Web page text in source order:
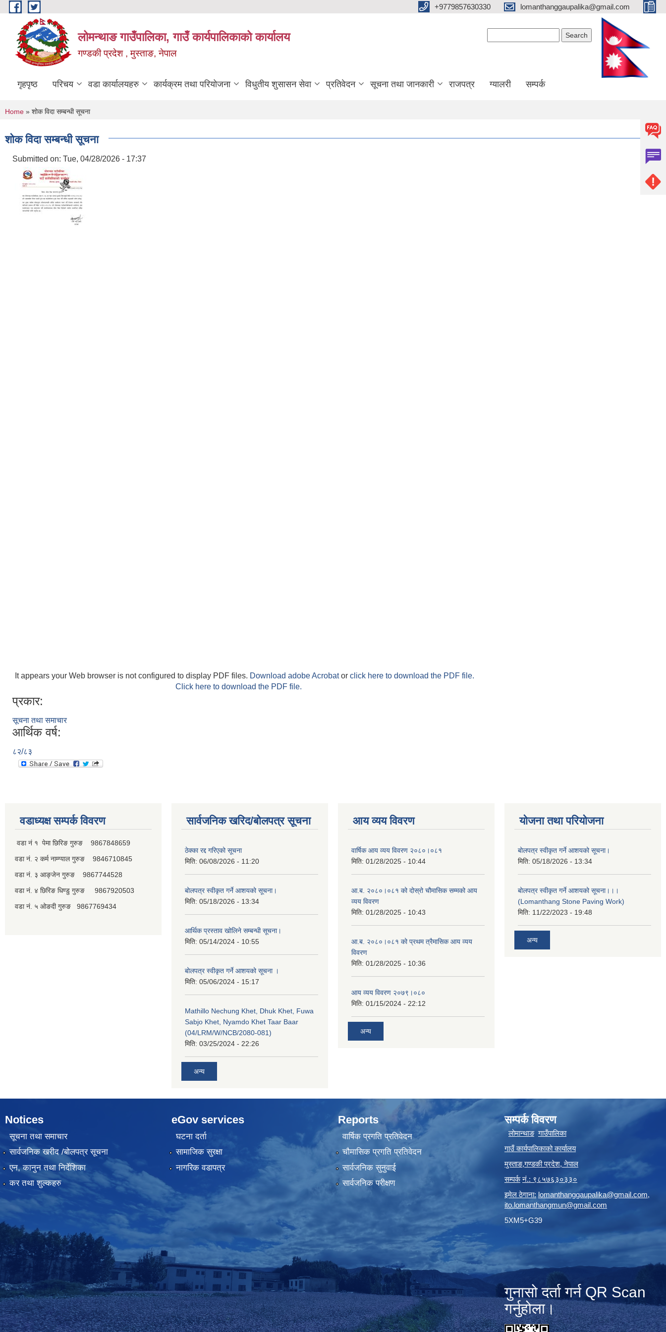
Skip to main content +9779857630330 lomanthanggaupalika@gmail.com
लोमन्थाङ गाउँपालिका, गाउँ कार्यपालिकाको कार्यालय
गण्डकी प्रदेश , मुस्ताङ, नेपाल
गृहपृष्ठ परिचय वडा कार्यालयहरु कार्यक्रम तथा परियोजना विधुतीय शुसासन सेवा प्रतिवेदन सूचना तथा जानकारी राजपत्र ग्यालरी सम्पर्क
You are here
Home » शोक विदा सम्बन्धी सूचना
शोक विदा सम्बन्धी सूचना
Submitted on: Tue, 04/28/2026 - 17:37
It appears your Web browser is not configured to display PDF files. Download adobe Acrobator click here to download the PDF file.
Click here to download the PDF file.
प्रकार:
सूचना तथा समाचार
आर्थिक वर्ष:
८२/८३
वडाध्यक्ष सम्पर्क विवरण
वडा नं १ पेमा छिरिङ गुरुङ 9867848659
वडा नं. २ कर्म नाम्ग्याल गुरुङ 9846710845
वडा नं. ३ आङ्जेन गुरुङ 9867744528
वडा नं. ४ छिरिङ धिण्डु गुरुङ 9867920503
वडा नं. ५ ओङदी गुरुङ 9867769434
सार्वजनिक खरिद/बोलपत्र सूचना
ठेक्का रद्द गरिएको सूचना
मिति: 06/08/2026 - 11:20
बोलपत्र स्वीकृत गर्ने आशयको सूचना।
मिति: 05/18/2026 - 13:34
आर्थिक प्रस्ताव खोलिने सम्बन्धी सूचना।
मिति: 05/14/2024 - 10:55
बोलपत्र स्वीकृत गर्ने आशयको सूचना ।
मिति: 05/06/2024 - 15:17
Mathillo Nechung Khet, Dhuk Khet, Fuwa
Sabjo Khet, Nyamdo Khet Taar Baar
(04/LRM/W/NCB/2080-081)
मिति: 03/25/2024 - 22:26
अन्य
आय व्यय विवरण
वार्षिक आय व्यय विवरण २०८०।०८१
मिति: 01/28/2025 - 10:44
आ.ब. २०८०।०८१ को दोस्रो चौमासिक सम्मको आय
व्यय विवरण
मिति: 01/28/2025 - 10:43
आ.ब. २०८०।०८१ को प्रथम त्रैमासिक आय व्यय
विवरण
मिति: 01/28/2025 - 10:36
आय व्यय विवरण २०७९।०८०
मिति: 01/15/2024 - 22:12
अन्य
योजना तथा परियोजना
बोलपत्र स्वीकृत गर्ने आशयको सूचना।
मिति: 05/18/2026 - 13:34
बोलपत्र स्वीकृत गर्ने आशयको सूचना।।।
(Lomanthang Stone Paving Work)
मिति: 11/22/2023 - 19:48
अन्य
Notices
सूचना तथा समाचार
सार्वजनिक खरीद /बोलपत्र सूचना
एन, कानुन तथा निर्देशिका
कर तथा शुल्कहरु
eGov services
घटना दर्ता
सामाजिक सुरक्षा
नागरिक वडापत्र
Reports
वार्षिक प्रगति प्रतिवेदन
चौमासिक प्रगति प्रतिवेदन
सार्वजनिक सुनुवाई
सार्वजनिक परीक्षण
सम्पर्क विवरण
लोमान्थाङ गाउँपालिका
गाउँ कार्यपालिकाको कार्यालय
मुस्ताङ,गण्डकी प्रदेश,नेपाल
सम्पर्क नं.: ९८५७६३०३३०
इमेल ठेगाना: lomanthanggaupalika@gmail.com,
ito.lomanthangmun@gmail.com
5XM5+G39
गुनासो दर्ता गर्न QR Scan
गर्नुहोला।